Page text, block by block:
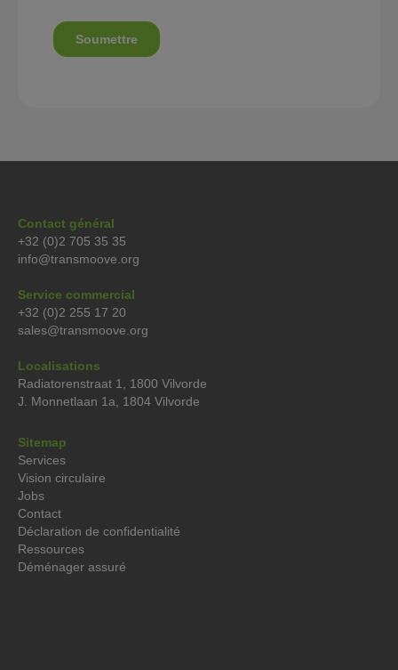
Contact général
+32 (0)2 705 35 35
info@transmoove.org
Service commercial
+32 (0)2 255 17 20
sales@transmoove.org
Localisations
Radiatorenstraat 1, 1800 Vilvorde
J. Monnetlaan 1a, 1804 Vilvorde
Sitemap
Services
Vision circulaire
Jobs
Contact
Déclaration de confidentialité
Ressources
Déménager assuré